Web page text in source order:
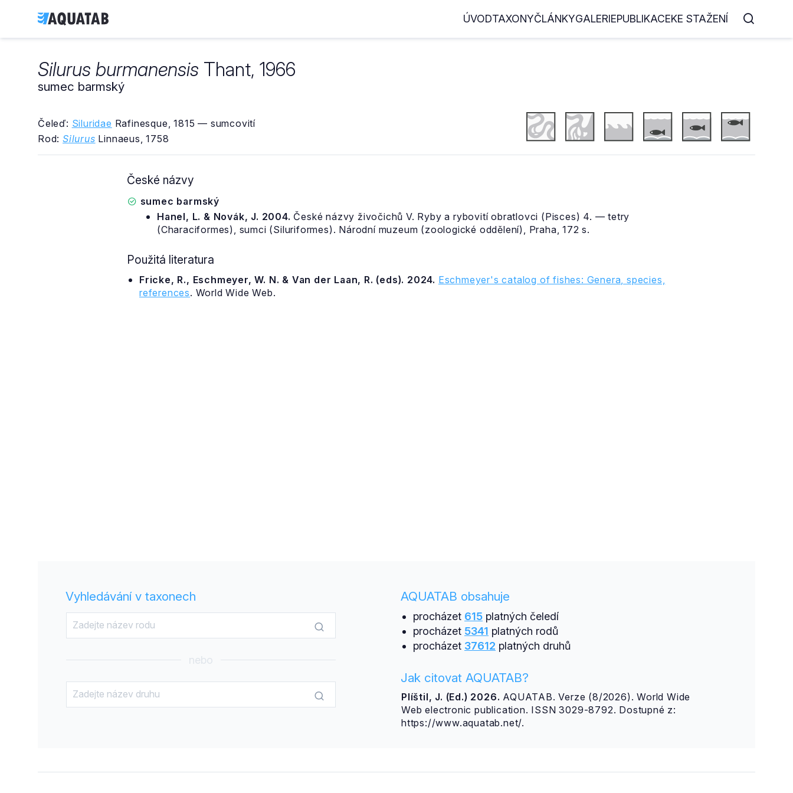
ÚVODTAXONYČLÁNKYGALERIEPUBLIKACEKE STAŽENÍ
Silurus burmanensis Thant, 1966
sumec barmský
Čeleď: Siluridae Rafinesque, 1815 — sumcovití
Rod: Silurus Linnaeus, 1758
České názvy
sumec barmský
Hanel, L. & Novák, J. 2004. České názvy živočichů V. Ryby a rybovití obratlovci (Pisces) 4. — tetry
(Characiformes), sumci (Siluriformes). Národní muzeum (zoologické oddělení), Praha, 172 s.
Použitá literatura
Fricke, R., Eschmeyer, W. N. & Van der Laan, R. (eds). 2024. Eschmeyer's catalog of fishes: Genera, species,
references. World Wide Web.
Vyhledávání v taxonech
nebo
AQUATAB obsahuje
procházet 615platných čeledí
procházet 5341 platných rodů
procházet 37612 platných druhů
Jak citovat AQUATAB?
Plíštil, J. (Ed.) 2026. AQUATAB. Verze (8/2026). World Wide
Web electronic publication. ISSN 3029-8792. Dostupné z:
https://www.aquatab.net/.